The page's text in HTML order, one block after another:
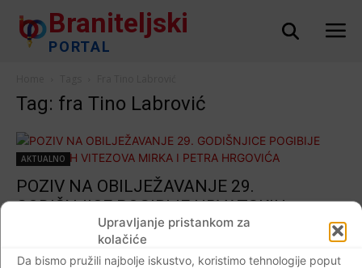
Upravljanje pristankom za
kolačiće
Da bismo pružili najbolje iskustvo, koristimo tehnologije poput
Braniteljski
PORTAL
Tag: fra Tino Labrović
AKTUALNO
POZIV NA OBILJEŽAVANJE 29.
GODIŠNJICE POGIBIJE HRVATSKIH
VITEZOVA MIRKA I PETRA HRGOVIĆA